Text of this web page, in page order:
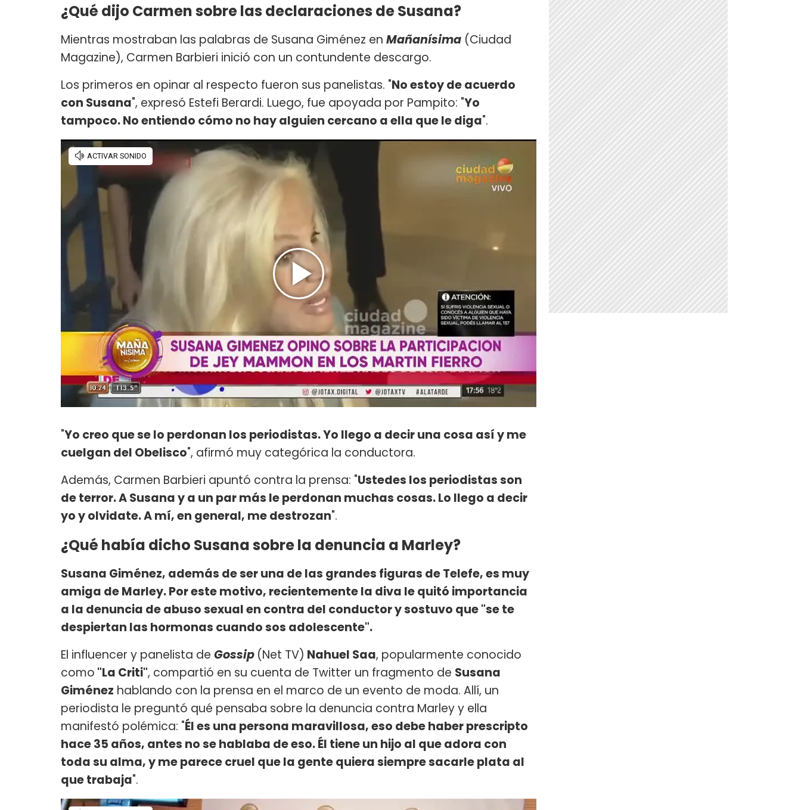
¿Qué dijo Carmen sobre las declaraciones de Susana?
Mientras mostraban las palabras de Susana Giménez en Mañanísima (Ciudad
Magazine), Carmen Barbieri inició con un contundente descargo.
Los primeros en opinar al respecto fueron sus panelistas. "No estoy de acuerdo
con Susana", expresó Estefi Berardi. Luego, fue apoyada por Pampito: "Yo
tampoco. No entiendo cómo no hay alguien cercano a ella que le diga".
"Yo creo que se lo perdonan los periodistas. Yo llego a decir una cosa así y me
cuelgan del Obelisco", afirmó muy categórica la conductora.
Además, Carmen Barbieri apuntó contra la prensa: "Ustedes los periodistas son
de terror. A Susana y a un par más le perdonan muchas cosas. Lo llego a decir
yo y olvidate. A mí, en general, me destrozan".
¿Qué había dicho Susana sobre la denuncia a Marley?
Susana Giménez, además de ser una de las grandes figuras de Telefe, es muy
amiga de Marley. Por este motivo, recientemente la diva le quitó importancia
a la denuncia de abuso sexual en contra del conductor y sostuvo que "se te
despiertan las hormonas cuando sos adolescente".
El influencer y panelista de Gossip (Net TV) Nahuel Saa, popularmente conocido
como "La Criti", compartió en su cuenta de Twitter un fragmento de Susana
Giménez hablando con la prensa en el marco de un evento de moda. Allí, un
periodista le preguntó qué pensaba sobre la denuncia contra Marley y ella
manifestó polémica: "Él es una persona maravillosa, eso debe haber prescripto
hace 35 años, antes no se hablaba de eso. Él tiene un hijo al que adora con
toda su alma, y me parece cruel que la gente quiera siempre sacarle plata al
que trabaja".